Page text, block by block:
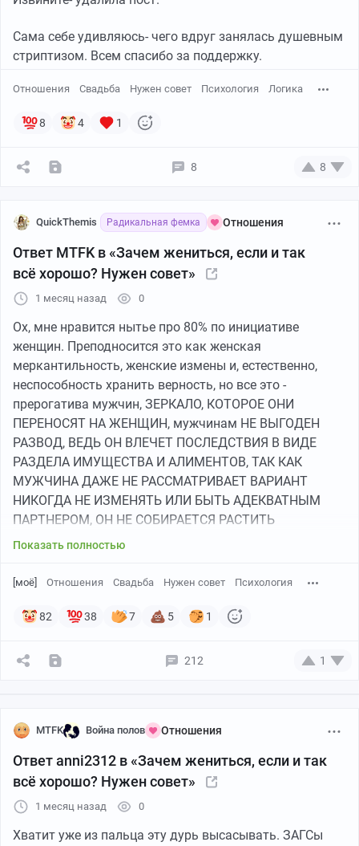
Сама себе удивляюсь- чего вдруг занялась душевным
стриптизом. Всем спасибо за поддержку.
Отношения Свадьба Нужен совет Психология Логика
8 4 1
8 8
QuickThemis Радикальная фемка Отношения
Ответ MTFK в «Зачем жениться, если и так
всё хорошо? Нужен совет»
1 месяц назад 0
Ох, мне нравится нытье про 80% по инициативе
женщин. Преподносится это как женская
меркантильность, женские измены и, естественно,
неспособность хранить верность, но все это -
прерогатива мужчин, ЗЕРКАЛО, КОТОРОЕ ОНИ
ПЕРЕНОСЯТ НА ЖЕНЩИН, мужчинам НЕ ВЫГОДЕН
РАЗВОД, ВЕДЬ ОН ВЛЕЧЕТ ПОСЛЕДСТВИЯ В ВИДЕ
РАЗДЕЛА ИМУЩЕСТВА И АЛИМЕНТОВ, ТАК КАК
МУЖЧИНА ДАЖЕ НЕ РАССМАТРИВАЕТ ВАРИАНТ
НИКОГДА НЕ ИЗМЕНЯТЬ ИЛИ БЫТЬ АДЕКВАТНЫМ
ПАРТНЕРОМ, ОН НЕ СОБИРАЕТСЯ РАСТИТЬ
СОВМЕСТНЫХ ДЕТЕЙ. И из-за невыгодности САМИ
А ПРОСТО ДОВОДЯТ ЖЕНЩИН ДО ТОЧКИ, ЧТОБ ОНА
РАЗВОДИТЬСЯ. У меня куча примеров тому, где
разводиться, где наркоманит, где не работает
ИСТОРИЙ ПРО СКУЧАЮЩУЮ И ГУЛЯЮЩУЮ, вы сами
выбираете женщин изначально ленивых, изначально
проблемных, изначально любящих мужское внимание,
а потом ноете, что вам изменили и бросили. БЕРИТЕ
ТОЖЕ ОТВЕТСТВЕННОСТЬ ЗА ТО, КОГО ПУСКАЕТЕ НА
СВОЙ ЧЛЕН.
Показать полностью
[моё] Отношения Свадьба Нужен совет Психология
82 38 7 5 1
212 1
MTFK Война полов Отношения
Ответ anni2312 в «Зачем жениться, если и так
всё хорошо? Нужен совет»
1 месяц назад 0
Хватит уже из пальца эту дурь высасывать. ЗАГСы